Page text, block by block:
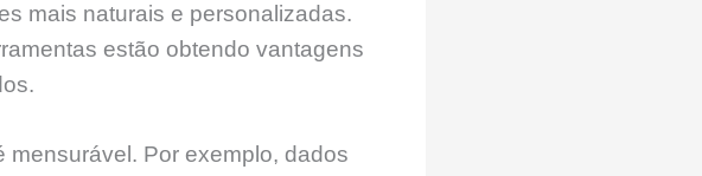
mais naturais e personalizadas.
estão obtendo vantagens
Por exemplo, dados